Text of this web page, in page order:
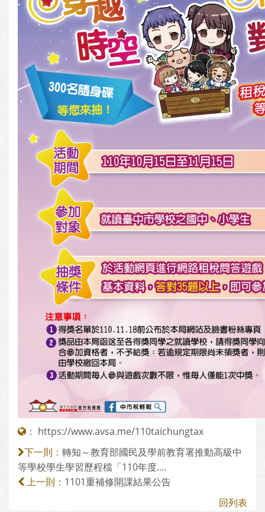
： https://www.avsa.me/110taichungtax
下一則： 轉知～教育部國民及學前教育署推動高級中
等學校學生學習歷程檔「110年度....
上一則： 1101重補修開課結果公告
回列表